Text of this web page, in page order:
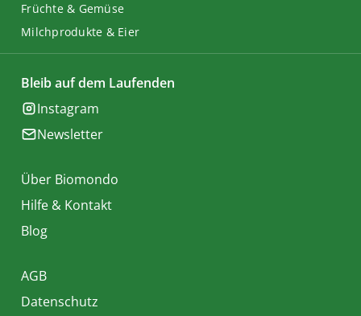
Früchte & Gemüse
Milchprodukte & Eier
Bleib auf dem Laufenden
Instagram
Newsletter
Über Biomondo
Hilfe & Kontakt
Blog
AGB
Datenschutz